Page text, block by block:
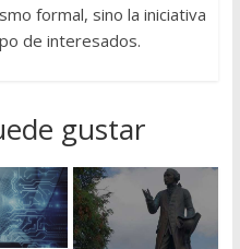
formal, sino la iniciativa
de interesados.
gustar